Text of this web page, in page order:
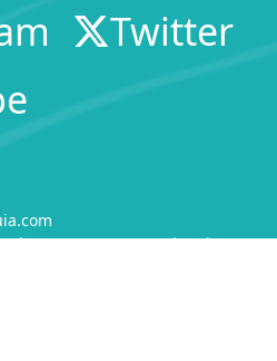
Twitter
deCOMFENALCO Antioquia